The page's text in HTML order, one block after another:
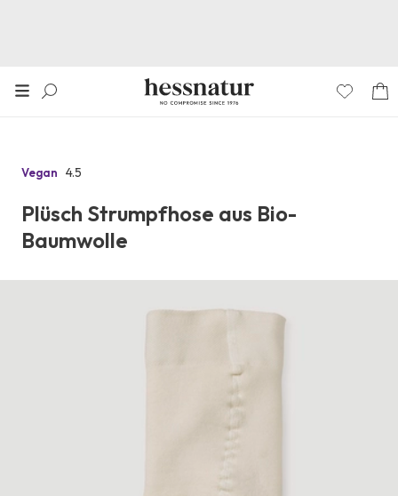
Zu
Reviews
4.5
Vegan
Plüsch Strumpfhose aus Bio-
Baumwolle